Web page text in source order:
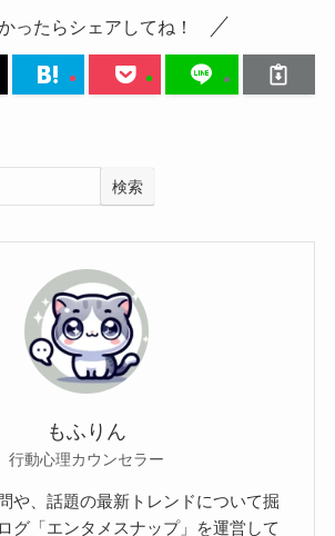
ったらシェアしてね！
検索
もふりん
行動心理カウンセラー
や、話題の最新トレンドについて掘
グ「エンタメスナップ」を運営して